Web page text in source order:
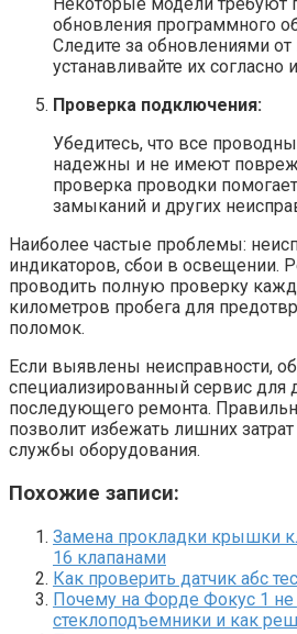
обновления программного
Следите за обновлениями от
устанавливайте их согласно
Проверка подключения:
Убедитесь, что все
надежны и не имеют
проверка проводки
замыканий и других
Наиболее частые проблемы:
индикаторов, сбои в освещении.
проводить полную проверку
километров пробега для
поломок.
Если выявлены неисправности,
специализированный сервис для
последующего ремонта.
позволит избежать лишних
службы оборудования.
Похожие записи:
Замена прокладки крышки
16 клапанами
Как проверить датчик абс
Почему на Форде Фокус 1 не
стеклоподъемники и как